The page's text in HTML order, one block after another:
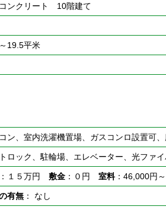
ンクリート 10階建て
19.5平米
ン、室内洗濯機置場、ガスコンロ設置可
ロック、駐輪場、エレベーター、光ファ
１５万円 敷金：０円 室料：46,000円
有無： なし